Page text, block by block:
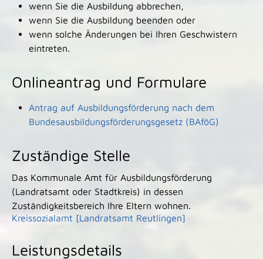
wenn Sie die Ausbildung abbrechen,
wenn Sie die Ausbildung beenden oder
wenn solche Änderungen bei Ihren Geschwistern
eintreten.
Onlineantrag und Formulare
Antrag auf Ausbildungsförderung nach dem
Bundesausbildungsförderungsgesetz (BAföG)
Zuständige Stelle
Das Kommunale Amt für Ausbildungsförderung
(Landratsamt oder Stadtkreis) in dessen
Zuständigkeitsbereich Ihre Eltern wohnen.
Kreissozialamt [Landratsamt Reutlingen]
Leistungsdetails